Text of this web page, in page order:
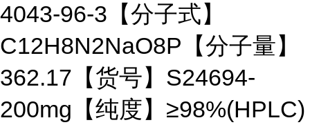
4043-96-3【分子式】
C12H8N2NaO8P【分子量】
362.17【货号】S24694-
200mg【纯度】≥98%(HPLC)